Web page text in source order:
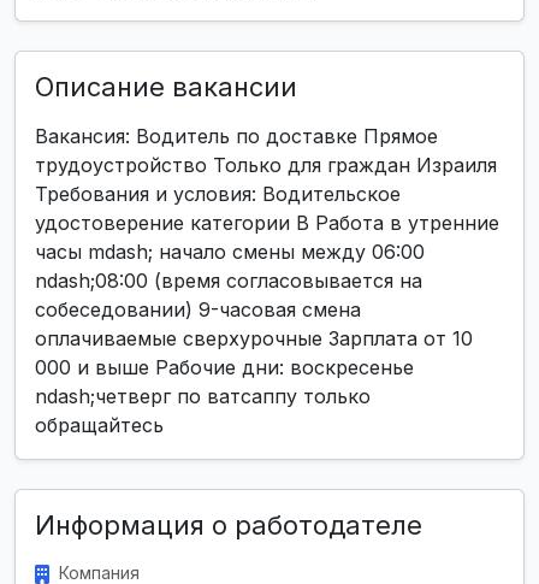
Описание вакансии
Вакансия: Водитель по доставке Прямое
трудоустройство Только для граждан Израиля
Требования и условия: Водительское
удостоверение категории B Работа в утренние
часы mdash; начало смены между 06:00
ndash;08:00 (время согласовывается на
собеседовании) 9-часовая смена
оплачиваемые сверхурочные Зарплата от 10
000 и выше Рабочие дни: воскресенье
ndash;четверг по ватсаппу только
обращайтесь
Информация о работодателе
Компания